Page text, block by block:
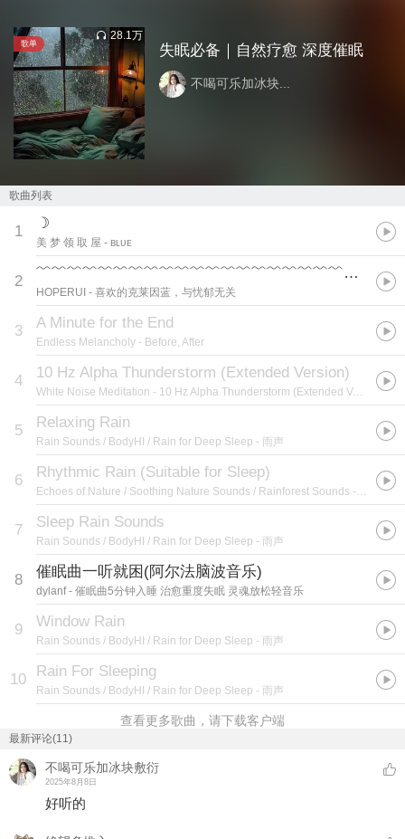
歌单
28.1万
失眠必备｜自然疗愈 深度催眠
不喝可乐加冰块...
歌曲列表
1 ☽
美 梦 领 取 屋 - ʙʟᴜᴇ
2 ﹌﹌﹌﹌﹌﹌﹌﹌﹌﹌﹌﹌﹌﹌﹌﹌﹌﹌﹌﹌﹌﹌﹌﹌﹌﹌﹌﹌﹌﹌﹌﹌﹌﹌
HOPERUI - 喜欢的克莱因蓝，与忧郁无关
3 A Minute for the End
Endless Melancholy - Before, After
4 10 Hz Alpha Thunderstorm (Extended Version)
White Noise Meditation - 10 Hz Alpha Thunderstorm (Extended Version)
5 Relaxing Rain
Rain Sounds / BodyHI / Rain for Deep Sleep - 雨声
6 Rhythmic Rain (Suitable for Sleep)
Echoes of Nature / Soothing Nature Sounds / Rainforest Sounds - #11 Comforting Summer Rain Sounds
7 Sleep Rain Sounds
Rain Sounds / BodyHI / Rain for Deep Sleep - 雨声
8 催眠曲一听就困(阿尔法脑波音乐)
dylanf- 催眠曲5分钟入睡 治愈重度失眠 灵魂放松轻音乐
9 Window Rain
Rain Sounds / BodyHI / Rain for Deep Sleep - 雨声
10 Rain For Sleeping
Rain Sounds / BodyHI / Rain for Deep Sleep - 雨声
查看更多歌曲，请下载客户端
最新评论(11)
不喝可乐加冰块敷衍
2025年8月8日
好听的